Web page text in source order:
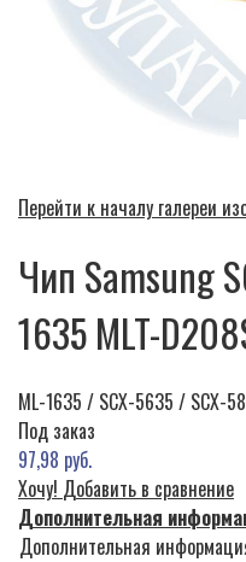
Перейти к началу галереи
Чип Samsung
1635 MLT-
ML-1635 / SCX-5635 / SCX-
Под заказ
97,98 руб.
Хочу! Добавить в сравнение
Дополнительная
Дополнительная